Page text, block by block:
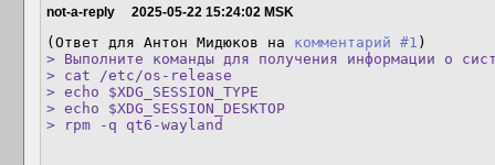
not-a-reply 2025-05-22 15:24:02 MSK
(Ответ для Антон Мидюков на комментарий #1
> Выполните команды для получения информации о
> cat /etc/os-release
> echo $XDG_SESSION_TYPE
> echo $XDG_SESSION_DESKTOP
> rpm -q qt6-wayland